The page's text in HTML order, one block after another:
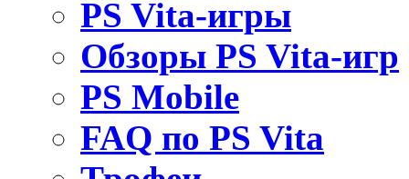
PS Vita-игры
Обзоры PS Vita-игр
PS Mobile
FAQ по PS Vita